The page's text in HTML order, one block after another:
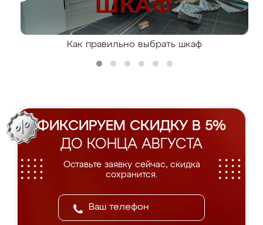
Как правильно выбрать шкаф
ФИКСИРУЕМ СКИДКУ В 5%
ДО КОНЦА АВГУСТА
Оставьте заявку сейчас, скидка
сохранится.